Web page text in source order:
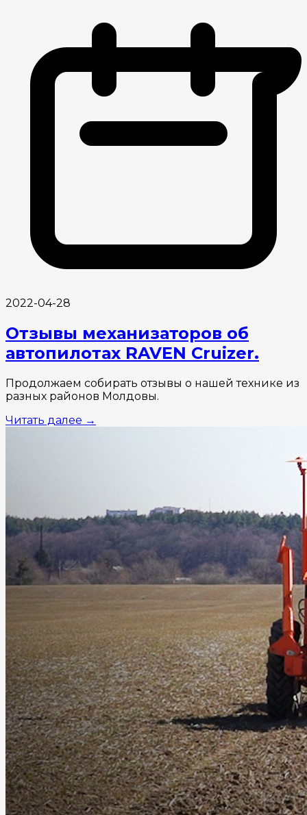
2022-04-28
Отзывы механизаторов об
автопилотах RAVEN Cruizer.
Продолжаем собирать отзывы о нашей технике из
разных районов Молдовы.
Читать далее →